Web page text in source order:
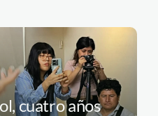
cuatro años